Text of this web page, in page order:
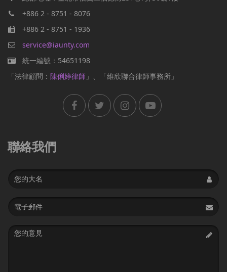
+886 2 - 8751 - 8076
+886 2 - 8751 - 1936
service@iaunty.com
統一編號：54651198
「法律顧問： 陳俐婷律師 」、「維欣聯合律師事務所」
聯絡我們
Name
Email
address
Message